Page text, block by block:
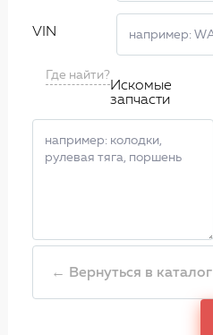
VIN
Где найти?
Искомые
запчасти
← Вернуться в каталог